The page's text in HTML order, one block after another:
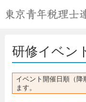
研修イベン
イベント開催日順（
ます。